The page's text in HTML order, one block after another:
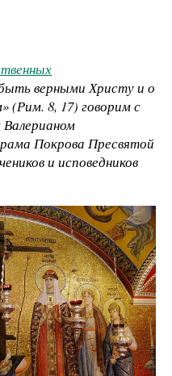
верными Христу и о
(Рим. 8, 17) говорим с
Покрова Пресвятой
и исповедников